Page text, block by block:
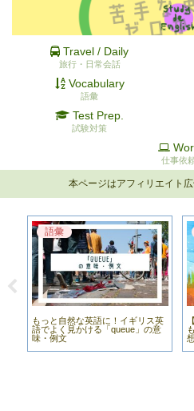
Travel / Daily
旅行・日常会話
Vocabulary
語彙
Test Prep.
試験対策
仕事依
本ページはアフィリエイト広
語彙
もっと自然な英語に！イギリス英
語でよく見かける「queue」の意
味・例文